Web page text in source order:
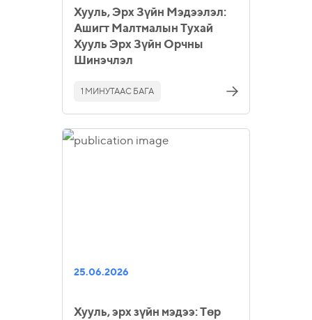
Хууль, Эрх Зүйн Мэдээлэл:
Ашигт Малтмалын Тухай
Хууль Эрх Зүйн Орчны
Шинэчлэл
1 МИНУТААС БАГА
25.06.2026
Хууль, эрх зүйн мэдээ: Төр